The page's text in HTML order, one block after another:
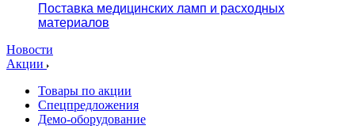
Поставка медицинских ламп и расходных
материалов
Новости
Акции
Товары по акции
Спецпредложения
Демо-оборудование